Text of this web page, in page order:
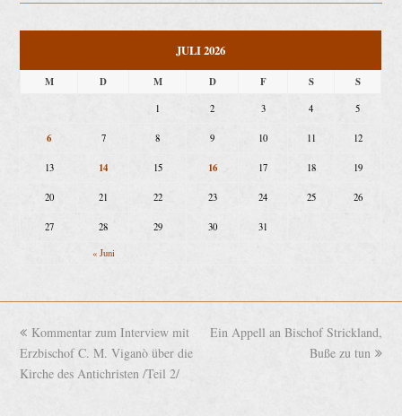
JULI 2026
M D M D F S S
« Juni
1 2 3 4 5
6 7 8 9 10 11 12
13 14 15 16 17 18 19
20 21 22 23 24 25 26
27 28 29 30 31
vorheriger
Beitrag:
Kommentar zum Interview mit
Erzbischof C. M. Viganò über die
Kirche des Antichristen /Teil 2/
Nächster
Ein Appell an Bischof Strickland,
Buße zu tun